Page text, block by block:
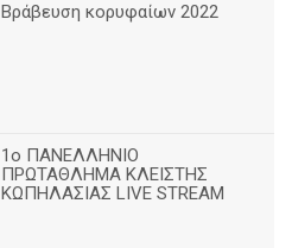
Βράβευση κορυφαίων 2022
1ο ΠΑΝΕΛΛΗΝΙΟ
ΠΡΩΤΑΘΛΗΜΑ ΚΛΕΙΣΤΗΣ
ΚΩΠΗΛΑΣΙΑΣ LIVE STREAM